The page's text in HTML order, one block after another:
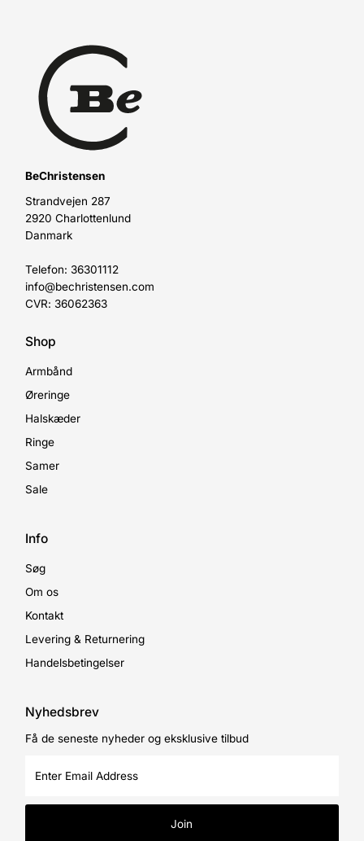
BeChristensen
Strandvejen 287
2920 Charlottenlund
Danmark
Telefon: 36301112
info@bechristensen.com
CVR: 36062363
Shop
Armbånd
Øreringe
Halskæder
Ringe
Samer
Sale
Info
Søg
Om os
Kontakt
Levering & Returnering
Handelsbetingelser
Nyhedsbrev
Få de seneste nyheder og eksklusive tilbud
Email
Join